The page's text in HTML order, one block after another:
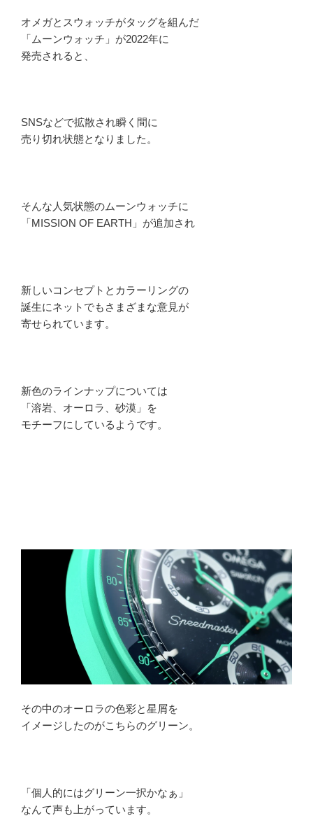
オメガとスウォッチがタッグを組んだ
「ムーンウォッチ」が2022年に
発売されると、
SNSなどで拡散され瞬く間に
売り切れ状態となりました。
そんな人気状態のムーンウォッチに
「MISSION OF EARTH」が追加され
新しいコンセプトとカラーリングの
誕生にネットでもさまざまな意見が
寄せられています。
新色のラインナップについては
「溶岩、オーロラ、砂漠」を
モチーフにしているようです。
その中のオーロラの色彩と星屑を
イメージしたのがこちらのグリーン。
「個人的にはグリーン一択かなぁ」
なんて声も上がっています。